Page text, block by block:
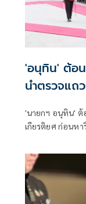
'อนุทิน' ต้อ
นำตรวจแถ
'นายกฯ อนุทิน' ต้
เกียรติยศ ก่อนห